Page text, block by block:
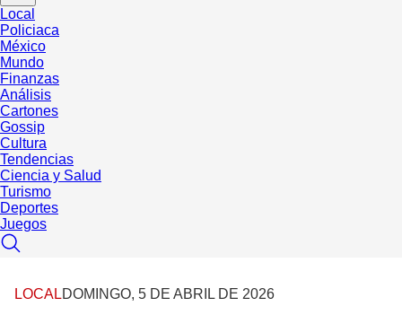
Local
Policiaca
México
Mundo
Finanzas
Análisis
Cartones
Gossip
Cultura
Tendencias
Ciencia y Salud
Turismo
Deportes
Juegos
LOCALDOMINGO, 5 DE ABRIL DE 2026